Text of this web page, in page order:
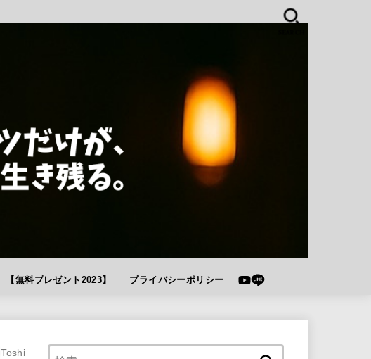
【無料プレゼント2023】 プライバシーポリシー
Toshi